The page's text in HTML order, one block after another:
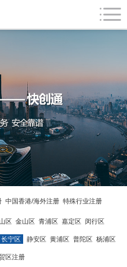
中国香港/海外注册 特殊行业注册
区 金山区 青浦区 嘉定区 闵行区
长宁区 静安区 黄浦区 普陀区 杨浦区
区注册